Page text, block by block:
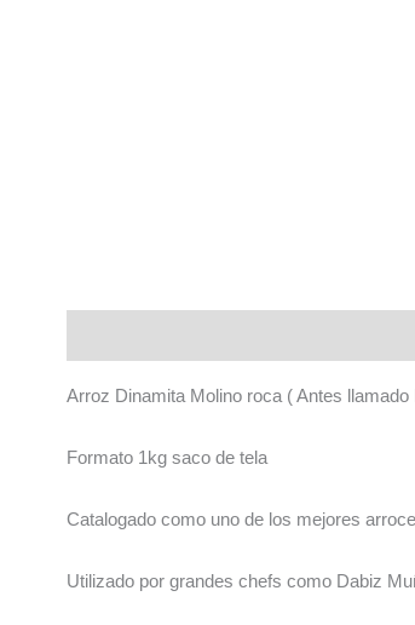
Arroz Dinamita Molino roca ( Antes llamado
Formato 1kg saco de tela
Catalogado como uno de los mejores
Utilizado por grandes chefs como Dabiz